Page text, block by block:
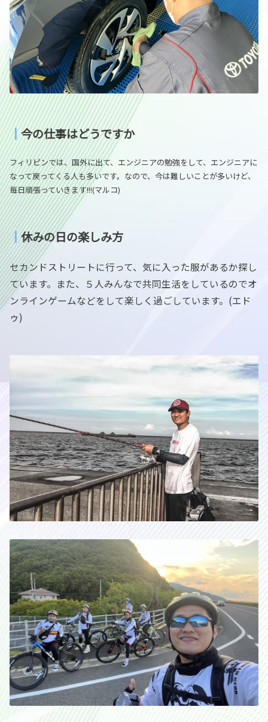
┃今の仕事はどうですか
フィリピンでは、国外に出て、エンジニアの勉強をして、エンジニアに
なって戻ってくる人も多いです。なので、今は難しいことが多いけど、
毎日頑張っていきます!!!(マルコ)
┃休みの日の楽しみ方
セカンドストリートに行って、気に入った服があるか探し
ています。また、５人みんなで共同生活をしているのでオ
ンラインゲームなどをして楽しく過ごしています。(エド
ゥ)